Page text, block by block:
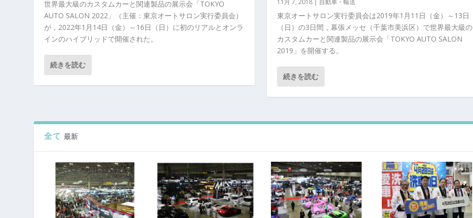
世界最大級のカスタムカーと関連製品の展示会「TOKYO
AUTO SALON 2022」（主催：東京オートサロン実行委員会）
が，2022年1月14日（金）～16日（日）に初のリアルとオンラ
インのハイブリッドで開催された。
続きを読む
11月 7, 2018| 自動車・輸送
東京オートサロン実行委員会は2019年1月11日（金）～13日
（日）の3日間，幕張メッセ（千葉市美浜区）で世界最大級の
カスタムカーと関連製品の展示会「TOKYO AUTO SALON
2019」を開催する。
続きを読む
全て 最新